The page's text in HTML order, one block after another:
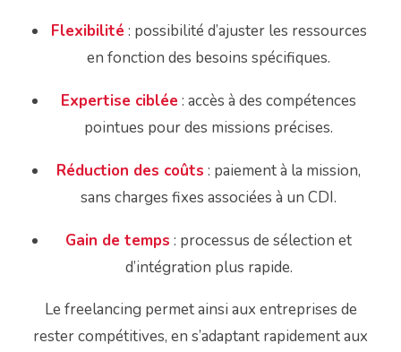
Flexibilité : possibilité d’ajuster les ressources
en fonction des besoins spécifiques.
Expertise ciblée :accès à des compétences
pointues pour des missions précises.
Réduction des coûts : paiement à la mission,
sans charges fixes associées à un CDI.
Gain de temps : processus de sélection et
d’intégration plus rapide.
Le freelancing permet ainsi aux entreprises de
rester compétitives, en s’adaptant rapidement aux